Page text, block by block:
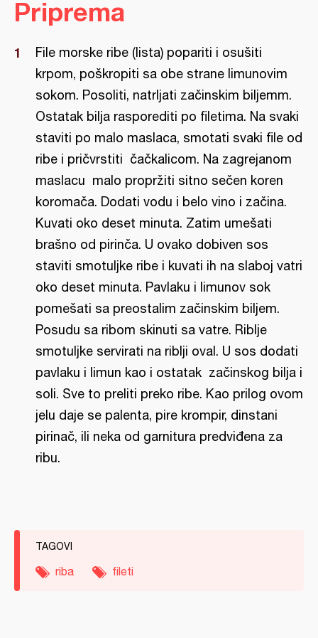
Priprema
File morske ribe (lista) popariti i osušiti
krpom, poškropiti sa obe strane limunovim
sokom. Posoliti, natrljati začinskim biljemm.
Ostatak bilja rasporediti po filetima. Na svaki
staviti po malo maslaca, smotati svaki file od
ribe i pričvrstiti čačkalicom. Na zagrejanom
maslacu malo propržiti sitno sečen koren
koromača. Dodati vodu i belo vino i začina.
Kuvati oko deset minuta. Zatim umešati
brašno od pirinča. U ovako dobiven sos
staviti smotuljke ribe i kuvati ih na slaboj vatri
oko deset minuta. Pavlaku i limunov sok
pomešati sa preostalim začinskim biljem.
Posudu sa ribom skinuti sa vatre. Riblje
smotuljke servirati na riblji oval. U sos dodati
pavlaku i limun kao i ostatak začinskog bilja i
soli. Sve to preliti preko ribe. Kao prilog ovom
jelu daje se palenta, pire krompir, dinstani
pirinač, ili neka od garnitura predviđena za
ribu.
TAGOVI
riba fileti